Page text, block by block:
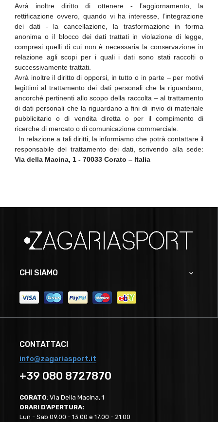
Avrà inoltre diritto di ottenere - l’aggiornamento, la
rettificazione ovvero, quando vi ha interesse, l’integrazione
dei dati - la cancellazione, la trasformazione in forma
anonima o il blocco dei dati trattati in violazione di legge,
compresi quelli di cui non è necessaria la conservazione in
relazione agli scopi per i quali i dati sono stati raccolti o
successivamente trattati.
Avrà inoltre il diritto di opporsi, in tutto o in parte – per motivi
legittimi al trattamento dei dati personali che la riguardano,
ancorché pertinenti allo scopo della raccolta – al trattamento
di dati personali che la riguardano a fini di invio di materiale
pubblicitario o di vendita diretta o per il compimento di
ricerche di mercato o di comunicazione commerciale.
In relazione a tali diritti, la informiamo che potrà contattare il
responsabile del trattamento dei dati, scrivendo alla sede:
Via della Macina, 1 - 70033 Corato – Italia
CHI SIAMO 
CONTATTACI
info@zagariasport.it
+39 080 8727870
CORATO: Via Della Macina, 1
ORARI D'APERTURA:
Lun - Sab 09.00 - 13.00 e 17.00 - 21.00